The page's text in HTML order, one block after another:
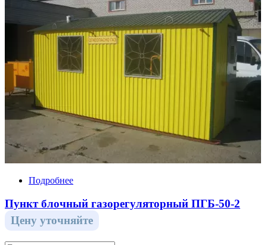
Подробнее
Пункт блочный газорегуляторный ПГБ-50-2
Цену уточняйте